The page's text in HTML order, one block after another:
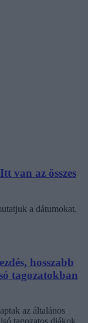
van az összes
a dátumokat.
hosszabb
tagozatokban
az általános